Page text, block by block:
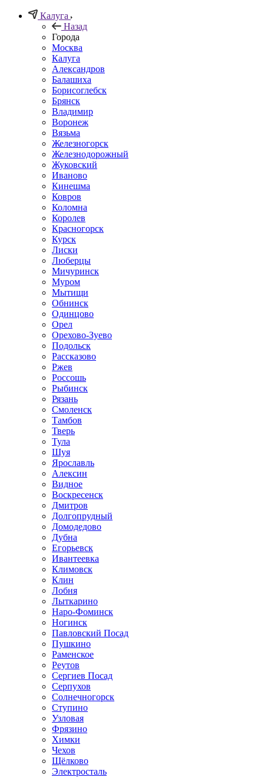
Калуга
Назад
Города
Москва
Калуга
Александров
Балашиха
Борисоглебск
Брянск
Владимир
Воронеж
Вязьма
Железногорск
Железнодорожный
Жуковский
Иваново
Кинешма
Ковров
Коломна
Королев
Красногорск
Курск
Лиски
Люберцы
Мичуринск
Муром
Мытищи
Обнинск
Одинцово
Орел
Орехово-Зуево
Подольск
Рассказово
Ржев
Россошь
Рыбинск
Рязань
Смоленск
Тамбов
Тверь
Тула
Шуя
Ярославль
Алексин
Видное
Воскресенск
Дмитров
Долгопрудный
Домодедово
Дубна
Егорьевск
Ивантеевка
Климовск
Клин
Лобня
Лыткарино
Наро-Фоминск
Ногинск
Павловский Посад
Пушкино
Раменское
Реутов
Сергиев Посад
Серпухов
Солнечногорск
Ступино
Узловая
Фрязино
Химки
Чехов
Щёлково
Электросталь